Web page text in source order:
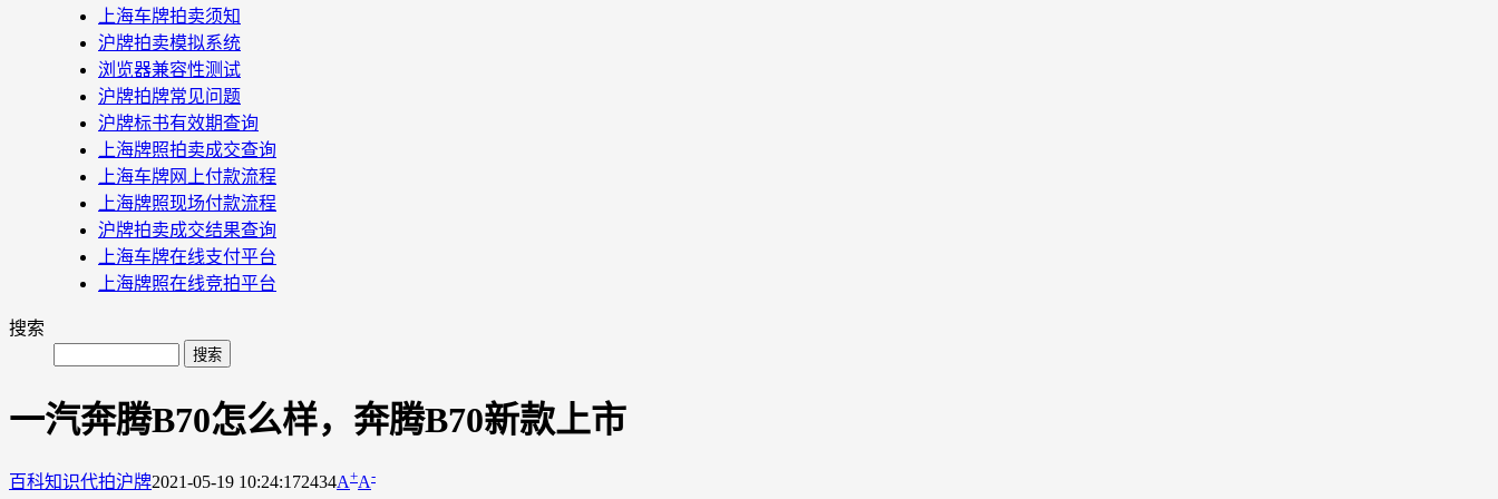
上海车牌拍卖须知
沪牌拍卖模拟系统
浏览器兼容性测试
沪牌拍牌常见问题
沪牌标书有效期查询
上海牌照拍卖成交查询
上海车牌网上付款流程
上海牌照现场付款流程
沪牌拍卖成交结果查询
上海车牌在线支付平台
上海牌照在线竞拍平台
搜索
一汽奔腾B70怎么样，奔腾B70新款上市
百科知识代拍沪牌2021-05-19 10:24:172434A+A-